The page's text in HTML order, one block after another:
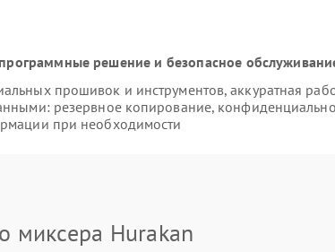
решение и безопасное
прошивок и инструментов, аккуратная
резервное копирование,
при необходимости
миксера Hurakan